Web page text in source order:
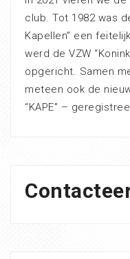
club. Tot 1982 was
Kapellen” een
werd de VZW
opgericht. Samen
meteen ook de
“KAPE” –